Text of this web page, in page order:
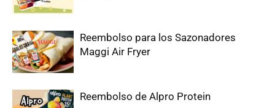
Reembolso para los Sazonadores
Maggi Air Fryer
Reembolso de Alpro Protein